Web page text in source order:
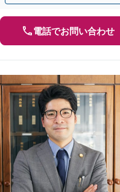
電話でお問い合わせ